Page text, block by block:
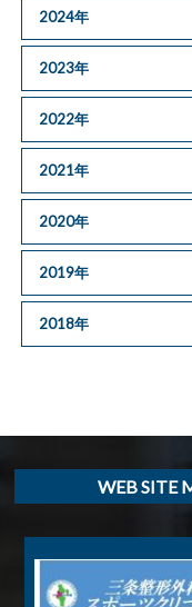
2024年
2023年
2022年
2021年
2020年
2019年
2018年
WEB SITE